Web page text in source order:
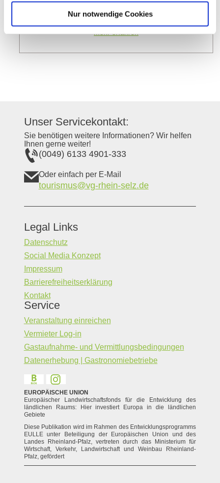
Nur notwendige Cookies
Oppenheimer Weinfest
Oppenheim
09.08.2026 - 10.08.2026
mehr erfahren
Unser Servicekontakt:
Sie benötigen weitere Informationen? Wir helfen
Ihnen gerne weiter!
(0049) 6133 4901-333
Oder einfach per E-Mail
tourismus@vg-rhein-selz.de
Legal Links
Datenschutz
Social Media Konzept
Impressum
Barrierefreiheitserklärung
Kontakt
Service
Veranstaltung einreichen
Vermieter Log-in
Gastaufnahme- und Vermittlungsbedingungen
Datenerhebung | Gastronomiebetriebe
EUROPÄISCHE UNION
Europäischer Landwirtschaftsfonds für die Entwicklung des
ländlichen Raums: Hier investiert Europa in die ländlichen
Gebiete
Diese Publikation wird im Rahmen des Entwicklungsprogramms
EULLE unter Beteiligung der Europäischen Union und des
Landes Rheinland-Pfalz, vertreten durch das Ministerium für
Wirtschaft, Verkehr, Landwirtschaft und Weinbau Rheinland-
Pfalz, gefördert